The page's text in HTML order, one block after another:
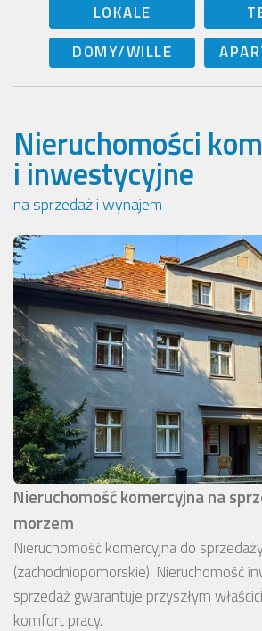
LOKALE
DOMY/WILLE
Nieruchomości
i inwestycyjne
na sprzedaż i wynajem
Nieruchomość komercyjna na
morzem
Nieruchomość komercyjna do
(zachodniopomorskie). Nieruchomość
sprzedaż gwarantuje przyszłym
komfort pracy.